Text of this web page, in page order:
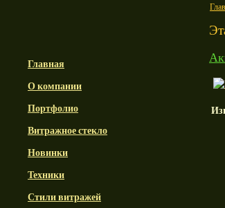
Главная
О компании
Портфолио
Витражное стекло
Новинки
Техники
Стили витражей